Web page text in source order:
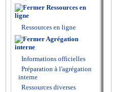
Ressources en
ligne
Ressources en ligne
Agrégation
interne
Informations officielles
Préparation à l'agrégation
interne
Ressources diverses